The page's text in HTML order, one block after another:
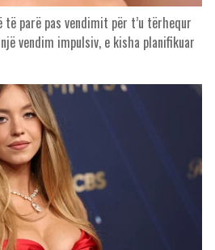
parë pas vendimit për t’u tërhequr
vendim impulsiv, e kisha planifikuar